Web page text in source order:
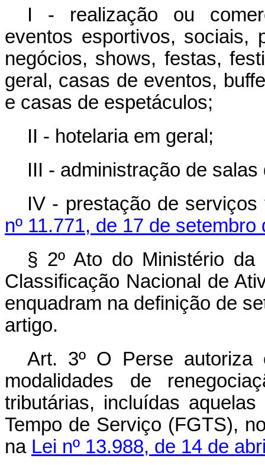
I - realização ou
eventos esportivos, sociais,
negócios, shows, festas,
geral, casas de eventos,
e casas de espetáculos;
II - hotelaria em geral;
III - administração de
IV - prestação de
nº 11.771, de 17 de setembro
§ 2º Ato do Ministério
Classificação Nacional de
enquadram na definição de
artigo.
Art. 3º O Perse autoriza
modalidades de
tributárias, incluídas
Tempo de Serviço (FGTS),
na Lei nº 13.988, de 14 de